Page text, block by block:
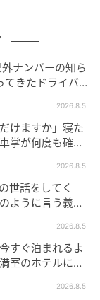
んでくれた
光景が
ナンバーの知ら
きたドライバー
2026.8.5
けますか」寝た
掌が何度も確認
2026.8.5
世話をしてく
ように言う義
2026.8.5
すぐ泊まれるよ
室のホテルに押
2026.8.5